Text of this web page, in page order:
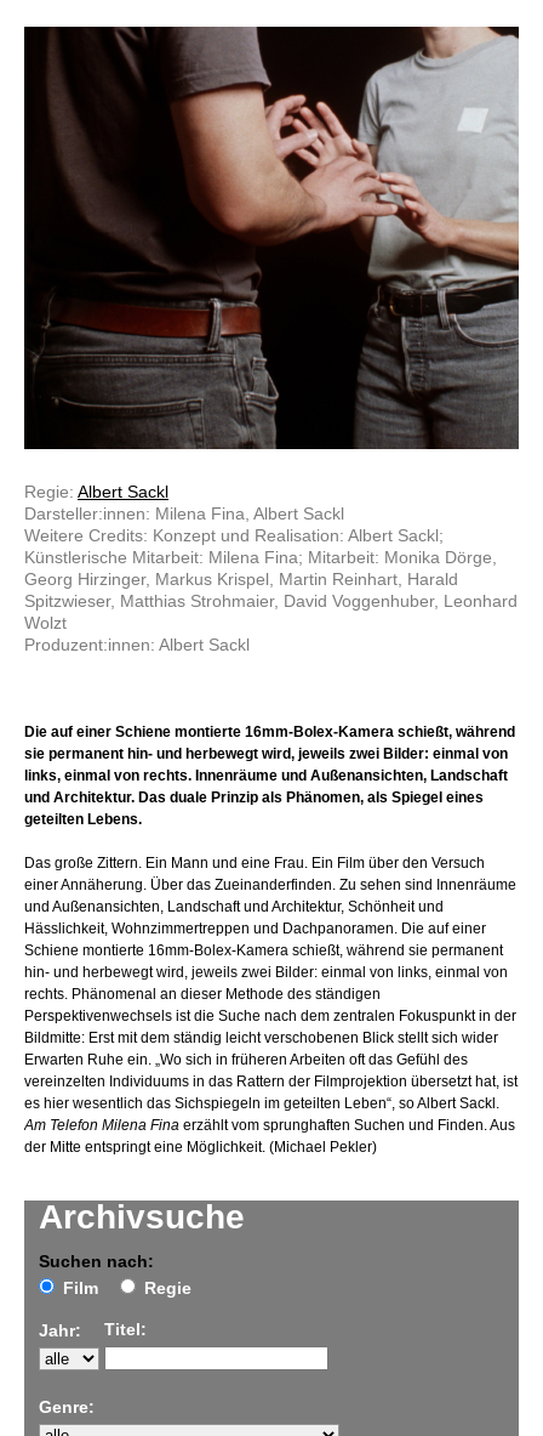
Archivsuche
Suchen nach:
Film
Regie
Jahr: Titel:
Genre:
Regie: Albert Sackl
Darsteller:innen: Milena Fina, Albert Sackl
Weitere Credits: Konzept und Realisation: Albert Sackl;
Künstlerische Mitarbeit: Milena Fina; Mitarbeit: Monika Dörge,
Georg Hirzinger, Markus Krispel, Martin Reinhart, Harald
Spitzwieser, Matthias Strohmaier, David Voggenhuber, Leonhard
Wolzt
Produzent:innen: Albert Sackl
Die auf einer Schiene montierte 16mm-Bolex-Kamera schießt, während
sie permanent hin- und herbewegt wird, jeweils zwei Bilder: einmal von
links, einmal von rechts. Innenräume und Außenansichten, Landschaft
und Architektur. Das duale Prinzip als Phänomen, als Spiegel eines
geteilten Lebens.
Das große Zittern. Ein Mann und eine Frau. Ein Film über den Versuch
einer Annäherung. Über das Zueinanderfinden. Zu sehen sind Innenräume
und Außenansichten, Landschaft und Architektur, Schönheit und
Hässlichkeit, Wohnzimmertreppen und Dachpanoramen. Die auf einer
Schiene montierte 16mm-Bolex-Kamera schießt, während sie permanent
hin- und herbewegt wird, jeweils zwei Bilder: einmal von links, einmal von
rechts. Phänomenal an dieser Methode des ständigen
Perspektivenwechsels ist die Suche nach dem zentralen Fokuspunkt in der
Bildmitte: Erst mit dem ständig leicht verschobenen Blick stellt sich wider
Erwarten Ruhe ein. „Wo sich in früheren Arbeiten oft das Gefühl des
vereinzelten Individuums in das Rattern der Filmprojektion übersetzt hat, ist
es hier wesentlich das Sichspiegeln im geteilten Leben“, so Albert Sackl.
Am Telefon Milena Fina erzählt vom sprunghaften Suchen und Finden. Aus
der Mitte entspringt eine Möglichkeit. (Michael Pekler)